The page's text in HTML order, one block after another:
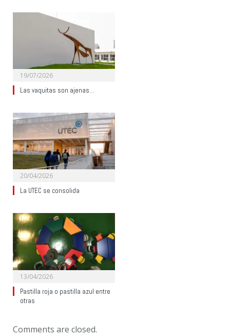
19/07/2026
Las vaquitas son ajenas…
20/04/2026
La UTEC se consolida
13/04/2026
Pastilla roja o pastilla azul entre
otras
Comments are closed.